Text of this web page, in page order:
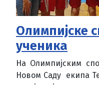
Олимпијске
ученика
На Олимпијским
Новом Саду екипа